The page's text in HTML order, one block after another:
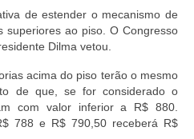
de estender o mecanismo de
superiores ao piso. O Congresso
Dilma vetou.
acima do piso terão o mesmo
de que, se for considerado o
com valor inferior a R$ 880.
788 e R$ 790,50 receberá R$